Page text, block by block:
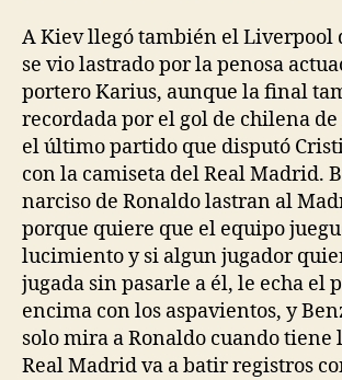
A Kiev llegó también el Liverpool
se vio lastrado por la penosa
portero Karius, aunque la final
recordada por el gol de chilena de
el último partido que disputó
con la camiseta del Real Madrid.
narciso de Ronaldo lastran al
porque quiere que el equipo
lucimiento y si algun jugador
jugada sin pasarle a él, le echa el
encima con los aspavientos, y
solo mira a Ronaldo cuando tiene
Real Madrid va a batir registros